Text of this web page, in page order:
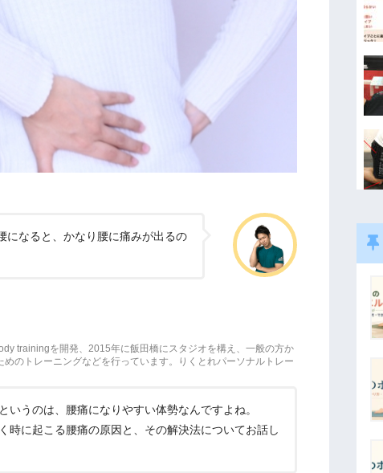
になると、かなり腰に痛みが出るの
trainingを開発、2015年に飯田橋にスタジオを構え、一般の方か
のトレーニングなどを行っています。りくとれパーソナルトレー
いうのは、腰痛になりやすい体勢なんですよね。
時に起こる腰痛の原因と、その解決法についてお話し